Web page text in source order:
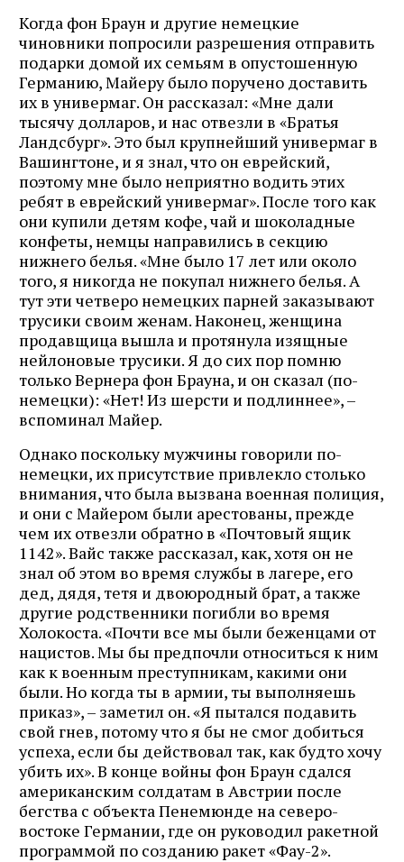
Когда фон Браун и другие немецкие
чиновники попросили разрешения отправить
подарки домой их семьям в опустошенную
Германию, Майеру было поручено доставить
их в универмаг. Он рассказал: «Мне дали
тысячу долларов, и нас отвезли в «Братья
Ландсбург». Это был крупнейший универмаг в
Вашингтоне, и я знал, что он еврейский,
поэтому мне было неприятно водить этих
ребят в еврейский универмаг». После того как
они купили детям кофе, чай и шоколадные
конфеты, немцы направились в секцию
нижнего белья. «Мне было 17 лет или около
того, я никогда не покупал нижнего белья. А
тут эти четверо немецких парней заказывают
трусики своим женам. Наконец, женщина
продавщица вышла и протянула изящные
нейлоновые трусики. Я до сих пор помню
только Вернера фон Брауна, и он сказал (по-
немецки): «Нет! Из шерсти и подлиннее», –
вспоминал Майер.
Однако поскольку мужчины говорили по-
немецки, их присутствие привлекло столько
внимания, что была вызвана военная полиция,
и они с Майером были арестованы, прежде
чем их отвезли обратно в «Почтовый ящик
1142». Вайс также рассказал, как, хотя он не
знал об этом во время службы в лагере, его
дед, дядя, тетя и двоюродный брат, а также
другие родственники погибли во время
Холокоста. «Почти все мы были беженцами от
нацистов. Мы бы предпочли относиться к ним
как к военным преступникам, какими они
были. Но когда ты в армии, ты выполняешь
приказ», – заметил он. «Я пытался подавить
свой гнев, потому что я бы не смог добиться
успеха, если бы действовал так, как будто хочу
убить их». В конце войны фон Браун сдался
американским солдатам в Австрии после
бегства с объекта Пенемюнде на северо-
востоке Германии, где он руководил ракетной
программой по созданию ракет «Фау-2».